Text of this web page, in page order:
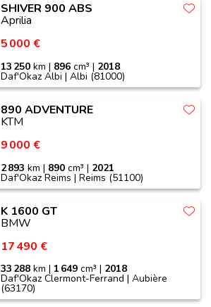
SHIVER 900 ABS
Aprilia
5 000 €
13 250 km | 896 cm³ | 2018
Daf'Okaz Albi | Albi (81000)
890 ADVENTURE
KTM
9 000 €
2 893 km | 890 cm³ | 2021
Daf'Okaz Reims | Reims (51100)
K 1600 GT
BMW
17 490 €
33 288 km | 1 649 cm³ | 2018
Daf'Okaz Clermont-Ferrand | Aubière
(63170)